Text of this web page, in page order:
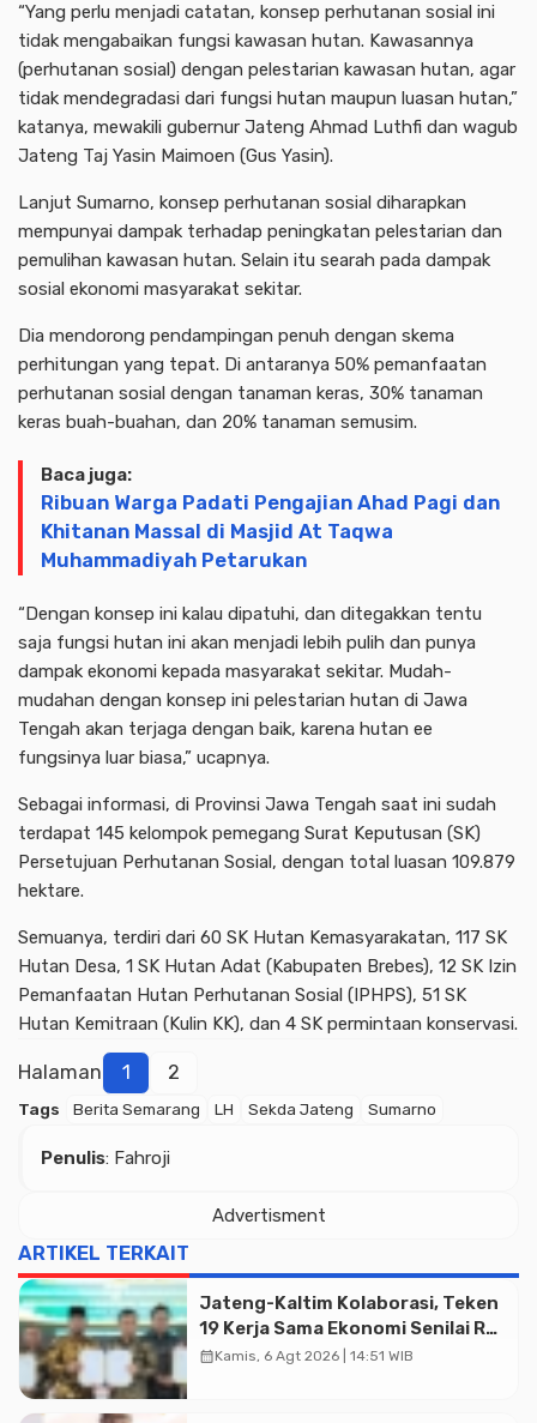
“Yang perlu menjadi catatan, konsep perhutanan sosial ini
tidak mengabaikan fungsi kawasan hutan. Kawasannya
(perhutanan sosial) dengan pelestarian kawasan hutan, agar
tidak mendegradasi dari fungsi hutan maupun luasan hutan,”
katanya, mewakili gubernur Jateng Ahmad Luthfi dan wagub
Jateng Taj Yasin Maimoen (Gus Yasin).
Lanjut Sumarno, konsep perhutanan sosial diharapkan
mempunyai dampak terhadap peningkatan pelestarian dan
pemulihan kawasan hutan. Selain itu searah pada dampak
sosial ekonomi masyarakat sekitar.
Dia mendorong pendampingan penuh dengan skema
perhitungan yang tepat. Di antaranya 50% pemanfaatan
perhutanan sosial dengan tanaman keras, 30% tanaman
keras buah-buahan, dan 20% tanaman semusim.
Baca juga:
Ribuan Warga Padati Pengajian Ahad Pagi dan
Khitanan Massal di Masjid At Taqwa
Muhammadiyah Petarukan
“Dengan konsep ini kalau dipatuhi, dan ditegakkan tentu
saja fungsi hutan ini akan menjadi lebih pulih dan punya
dampak ekonomi kepada masyarakat sekitar. Mudah-
mudahan dengan konsep ini pelestarian hutan di Jawa
Tengah akan terjaga dengan baik, karena hutan ee
fungsinya luar biasa,” ucapnya.
Sebagai informasi, di Provinsi Jawa Tengah saat ini sudah
terdapat 145 kelompok pemegang Surat Keputusan (SK)
Persetujuan Perhutanan Sosial, dengan total luasan 109.879
hektare.
Semuanya, terdiri dari 60 SK Hutan Kemasyarakatan, 117 SK
Hutan Desa, 1 SK Hutan Adat (Kabupaten Brebes), 12 SK Izin
Pemanfaatan Hutan Perhutanan Sosial (IPHPS), 51 SK
Hutan Kemitraan (Kulin KK), dan 4 SK permintaan konservasi.
Halaman 1 2
Tags Berita Semarang LH Sekda Jateng Sumarno
Penulis: Fahroji
Advertisment
ARTIKEL TERKAIT
Jateng-Kaltim Kolaborasi, Teken
19 Kerja Sama Ekonomi Senilai Rp
20,2 Triliun
calendar_monthKamis, 6 Agt 2026 | 14:51 WIB